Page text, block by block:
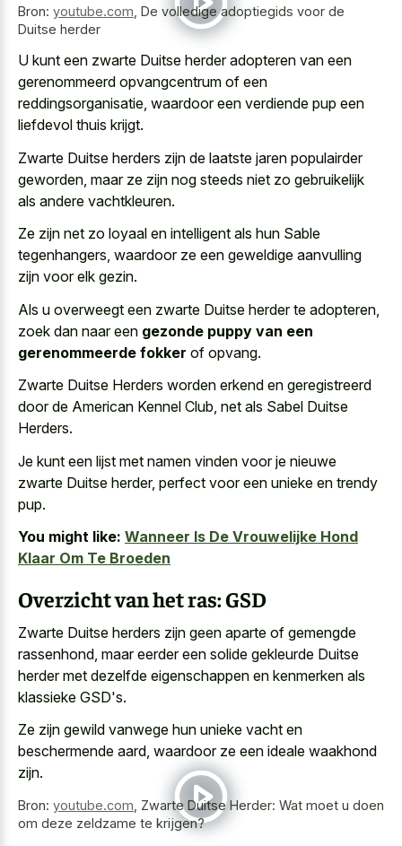
Bron: youtube.com De volledige adoptiegids voor de
Duitse herder
U kunt een zwarte Duitse herder adopteren van een
gerenommeerd opvangcentrum of een
reddingsorganisatie, waardoor een verdiende pup een
liefdevol thuis krijgt.
Zwarte Duitse herders zijn de laatste jaren populairder
geworden, maar ze zijn nog steeds niet zo gebruikelijk
als andere vachtkleuren.
Ze zijn net zo loyaal en intelligent als hun Sable
tegenhangers, waardoor ze een geweldige aanvulling
zijn voor elk gezin.
Als u overweegt een zwarte Duitse herder te adopteren,
zoek dan naar een gezonde puppy van een
gerenommeerde fokker of opvang.
Zwarte Duitse Herders worden erkend en geregistreerd
door de American Kennel Club, net als Sabel Duitse
Herders.
Je kunt een lijst met namen vinden voor je nieuwe
zwarte Duitse herder, perfect voor een unieke en trendy
pup.
You might like: Wanneer Is De Vrouwelijke Hond
Klaar Om Te Broeden
Overzicht van het ras: GSD
Zwarte Duitse herders zijn geen aparte of gemengde
rassenhond, maar eerder een solide gekleurde Duitse
herder met dezelfde eigenschappen en kenmerken als
klassieke GSD's.
Ze zijn gewild vanwege hun unieke vacht en
beschermende aard, waardoor ze een ideale waakhond
zijn.
Bron: youtube.com, Zwarte Duitse Herder: Wat moet u doen
om deze zeldzame te krijgen?